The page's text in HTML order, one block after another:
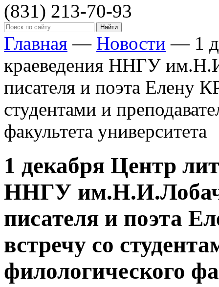
(831) 213-70-93
Главная — Новости — 1
краеведения ННГУ
писателя и поэта Елену
студентами и
факультета университета
1 декабря Центр
ННГУ
писателя и поэта
встречу со
филологического